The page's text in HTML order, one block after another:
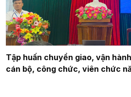
Tập huấn chuyển giao, vận
cán bộ, công chức, viên chức